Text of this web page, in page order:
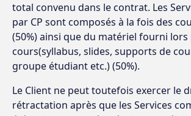
total convenu dans le contrat. Les
par CP sont composés à la fois des
(50%) ainsi que du matériel fourni
cours(syllabus, slides, supports de
groupe étudiant etc.) (50%).
Le Client ne peut toutefois exercer le
rétractation après que les Services